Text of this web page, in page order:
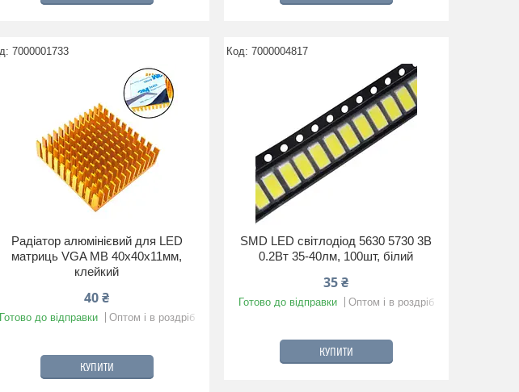
7000001733
Радіатор алюмінієвий для LED
матриць VGA MB 40x40x11мм,
клейкий
40 ₴
Готово до відправки Оптом і в роздріб
КУПИТИ
7000004817
SMD LED світлодіод 5630 5730 3В
0.2Вт 35-40лм, 100шт, білий
35 ₴
Готово до відправки Оптом і в роздріб
КУПИТИ